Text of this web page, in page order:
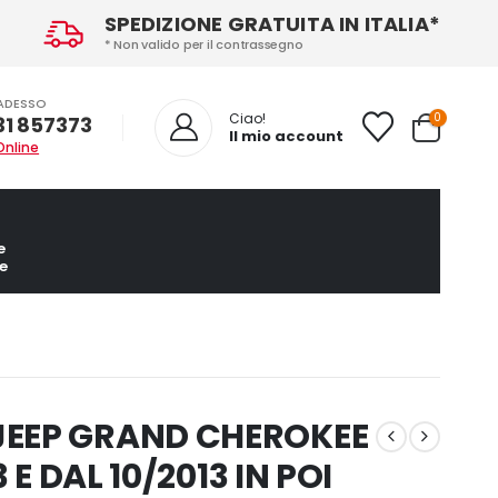
SPEDIZIONE GRATUITA IN ITALIA*
* Non valido per il contrassegno
857373 Ciao!
Il mio account
0
GRAND CHEROKEE
DAL 10/2013 IN POI